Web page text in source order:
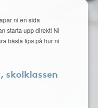
ni en sida
starta upp direkt! Ni
bästa tips på hur ni
skolklassen